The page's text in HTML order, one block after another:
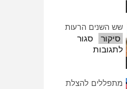
שש השנים הרעות
סיקור
סגור
לתגובותעל
הרעות
מתפללים להצלת